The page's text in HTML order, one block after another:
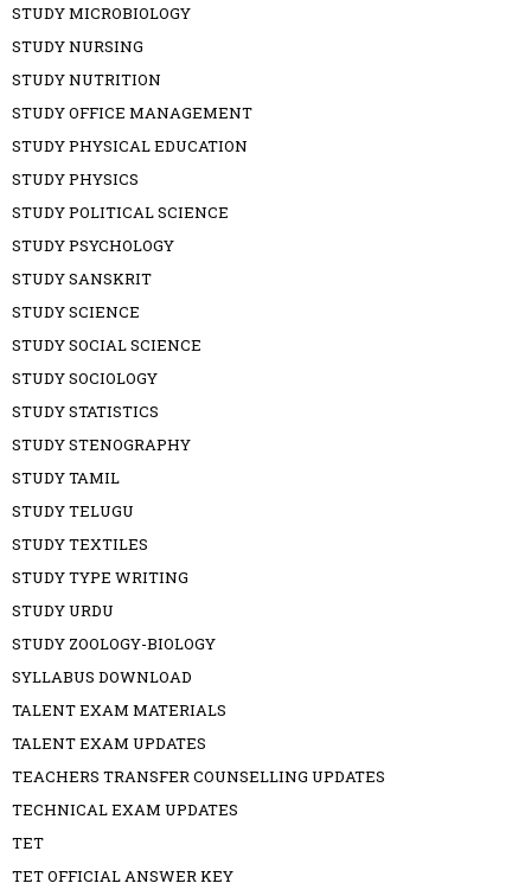
STUDY MICROBIOLOGY
STUDY NURSING
STUDY NUTRITION
STUDY OFFICE MANAGEMENT
STUDY PHYSICAL EDUCATION
STUDY PHYSICS
STUDY POLITICAL SCIENCE
STUDY PSYCHOLOGY
STUDY SANSKRIT
STUDY SCIENCE
STUDY SOCIAL SCIENCE
STUDY SOCIOLOGY
STUDY STATISTICS
STUDY STENOGRAPHY
STUDY TAMIL
STUDY TELUGU
STUDY TEXTILES
STUDY TYPE WRITING
STUDY URDU
STUDY ZOOLOGY-BIOLOGY
SYLLABUS DOWNLOAD
TALENT EXAM MATERIALS
TALENT EXAM UPDATES
TEACHERS TRANSFER COUNSELLING UPDATES
TECHNICAL EXAM UPDATES
TET
TET OFFICIAL ANSWER KEY